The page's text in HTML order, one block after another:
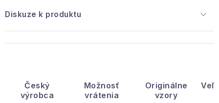
Český
výrobca
Možnosť
vrátenia
Originálne
vzory
Diskuze k produktu